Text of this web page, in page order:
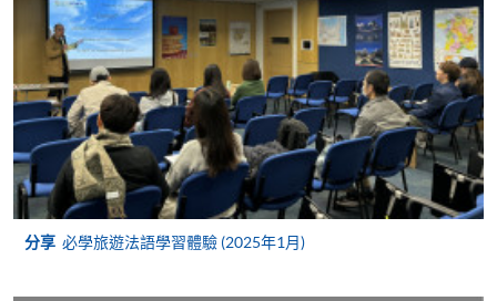
個別課程為須報讀同一學歷頒授課程及其他單元或繳
交下期學費的學員，提供網上服務，如學員就讀的課
程設有此服務，課程負責人會通知學員有關程序。
網上支付可通過「繳費靈」(PPS) (不適用於手機)、
VISA 或 Mastercard、「微信支付」(Online WeChat
Pay) 、「支付寶」(Online Alipay) 或 「轉數快」(FPS)
繳付學費。
分享 必學旅遊法語學習體驗 (2025年1月)